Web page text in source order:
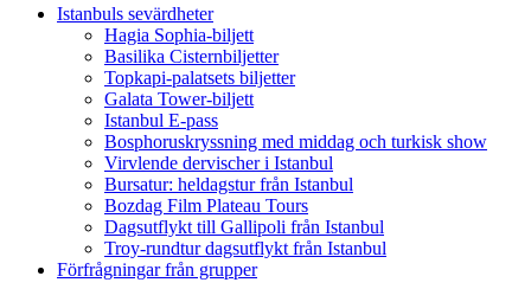
Istanbuls sevärdheter
Hagia Sophia-biljett
Basilika Cisternbiljetter
Topkapi-palatsets biljetter
Galata Tower-biljett
Istanbul E-pass
Bosphoruskryssning med middag och turkisk show
Virvlende dervischer i Istanbul
Bursatur: heldagstur från Istanbul
Bozdag Film Plateau Tours
Dagsutflykt till Gallipoli från Istanbul
Troy-rundtur dagsutflykt från Istanbul
Förfrågningar från grupper